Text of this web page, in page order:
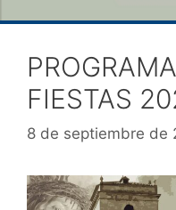
FIESTAS
8 de septiembre de